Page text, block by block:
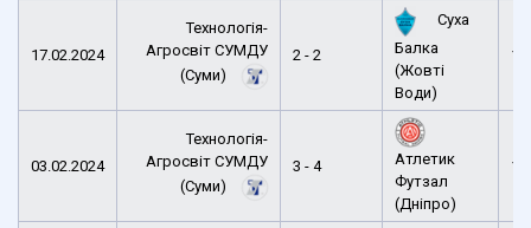
17.02.2024
Технологія-
Агросвіт СУМДУ
(Суми)
2 - 2
Суха
Балка
(Жовті
Води)
03.02.2024
Технологія-
Агросвіт СУМДУ
(Суми)
3 - 4
Атлетик
Футзал
(Дніпро)